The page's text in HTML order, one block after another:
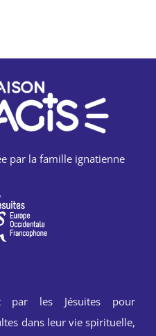
par la famille ignatienne
par les Jésuites pour
dans leur vie spirituelle,